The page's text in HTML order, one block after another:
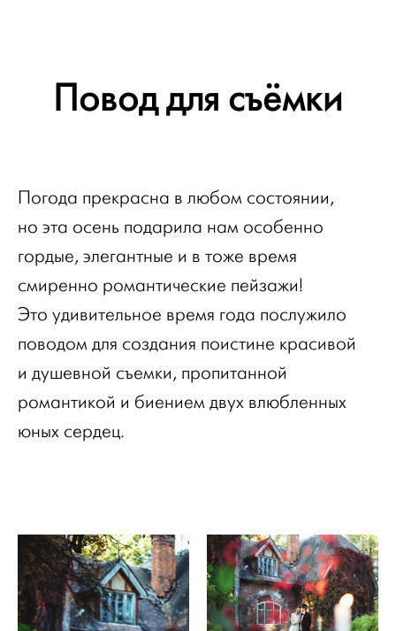
Повод для съёмки
Погода прекрасна в любом состоянии,
но эта осень подарила нам особенно
гордые, элегантные и в тоже время
смиренно романтические пейзажи!
Это удивительное время года послужило
поводом для создания поистине красивой
и душевной съемки, пропитанной
романтикой и биением двух влюбленных
юных сердец.